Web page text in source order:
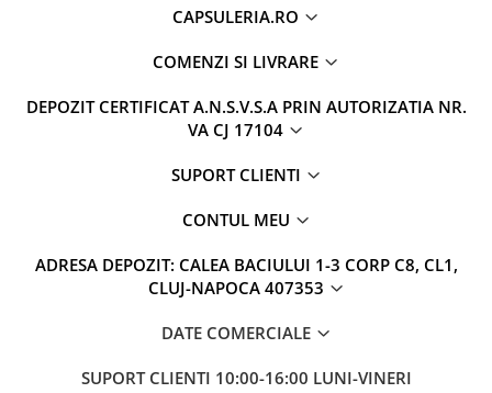
CAPSULERIA.RO
COMENZI SI LIVRARE
DEPOZIT CERTIFICAT A.N.S.V.S.A PRIN AUTORIZATIA NR.
VA CJ 17104
SUPORT CLIENTI
CONTUL MEU
ADRESA DEPOZIT: CALEA BACIULUI 1-3 CORP C8, CL1,
CLUJ-NAPOCA 407353
DATE COMERCIALE
SUPORT CLIENTI 10:00-16:00 LUNI-VINERI